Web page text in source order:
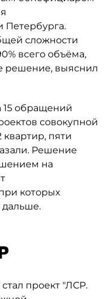
Петербурга.
сложности
всего объёма,
решение, выяснил
15 обращений
совокупной
пяти
Решение
на
которых
дальше.
проект "ЛСР.